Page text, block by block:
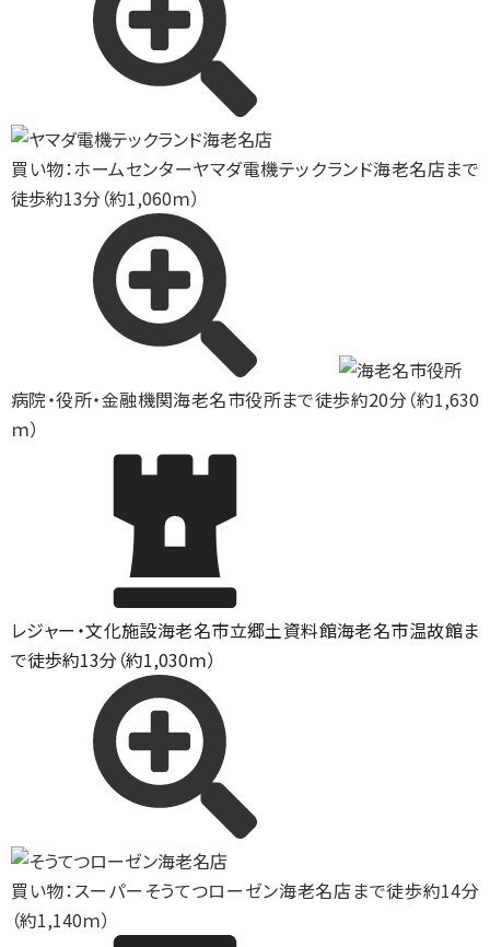
買い物：ホームセンターヤマダ電機テックランド海老名店まで
徒歩約13分（約1,060ｍ）
病院・役所・金融機関海老名市役所まで徒歩約20分（約1,630
ｍ）
レジャー・文化施設海老名市立郷土資料館海老名市温故館ま
で徒歩約13分（約1,030ｍ）
買い物：スーパー そうてつローゼン海老名店まで徒歩約14分
（約1,140ｍ）